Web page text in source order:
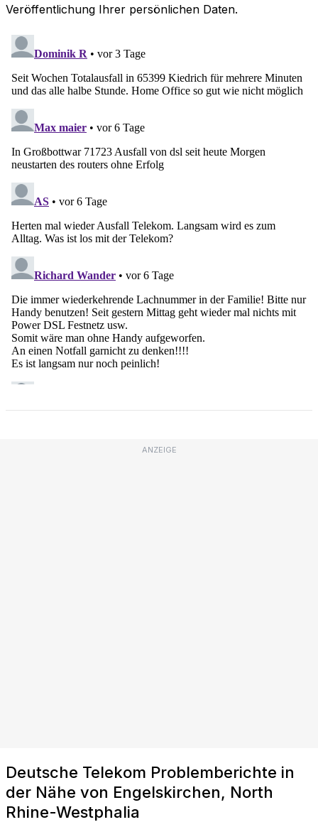
Veröffentlichung Ihrer persönlichen Daten.
ANZEIGE
Deutsche Telekom Problemberichte in
der Nähe von Engelskirchen, North
Rhine-Westphalia